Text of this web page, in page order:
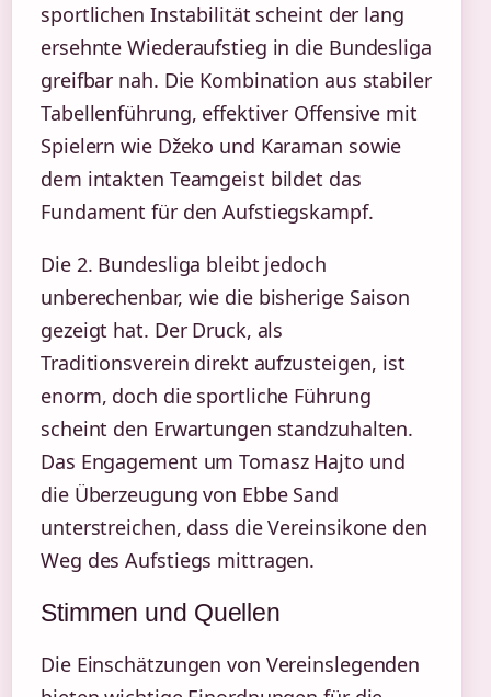
sportlichen Instabilität scheint der lang
ersehnte Wiederaufstieg in die Bundesliga
greifbar nah. Die Kombination aus stabiler
Tabellenführung, effektiver Offensive mit
Spielern wie Džeko und Karaman sowie
dem intakten Teamgeist bildet das
Fundament für den Aufstiegskampf.
Die 2. Bundesliga bleibt jedoch
unberechenbar, wie die bisherige Saison
gezeigt hat. Der Druck, als
Traditionsverein direkt aufzusteigen, ist
enorm, doch die sportliche Führung
scheint den Erwartungen standzuhalten.
Das Engagement um Tomasz Hajto und
die Überzeugung von Ebbe Sand
unterstreichen, dass die Vereinsikone den
Weg des Aufstiegs mittragen.
Stimmen und Quellen
Die Einschätzungen von Vereinslegenden